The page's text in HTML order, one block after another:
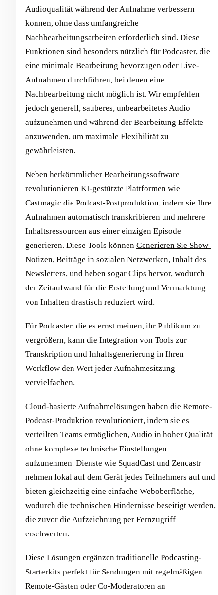
Audioqualität während der Aufnahme verbessern
können, ohne dass umfangreiche
Nachbearbeitungsarbeiten erforderlich sind. Diese
Funktionen sind besonders nützlich für Podcaster, die
eine minimale Bearbeitung bevorzugen oder Live-
Aufnahmen durchführen, bei denen eine
Nachbearbeitung nicht möglich ist. Wir empfehlen
jedoch generell, sauberes, unbearbeitetes Audio
aufzunehmen und während der Bearbeitung Effekte
anzuwenden, um maximale Flexibilität zu
gewährleisten.
Neben herkömmlicher Bearbeitungssoftware
revolutionieren KI-gestützte Plattformen wie
Castmagic die Podcast-Postproduktion, indem sie Ihre
Aufnahmen automatisch transkribieren und mehrere
Inhaltsressourcen aus einer einzigen Episode
generieren. Diese Tools können Generieren Sie Show-
Notizen, Beiträge in sozialen Netzwerken, Inhalt des
Newsletters, und heben sogar Clips hervor, wodurch
der Zeitaufwand für die Erstellung und Vermarktung
von Inhalten drastisch reduziert wird.
Für Podcaster, die es ernst meinen, ihr Publikum zu
vergrößern, kann die Integration von Tools zur
Transkription und Inhaltsgenerierung in Ihren
Workflow den Wert jeder Aufnahmesitzung
vervielfachen.
Cloud-basierte Aufnahmelösungen haben die Remote-
Podcast-Produktion revolutioniert, indem sie es
verteilten Teams ermöglichen, Audio in hoher Qualität
ohne komplexe technische Einstellungen
aufzunehmen. Dienste wie SquadCast und Zencastr
nehmen lokal auf dem Gerät jedes Teilnehmers auf und
bieten gleichzeitig eine einfache Weboberfläche,
wodurch die technischen Hindernisse beseitigt werden,
die zuvor die Aufzeichnung per Fernzugriff
erschwerten.
Diese Lösungen ergänzen traditionelle Podcasting-
Starterkits perfekt für Sendungen mit regelmäßigen
Remote-Gästen oder Co-Moderatoren an